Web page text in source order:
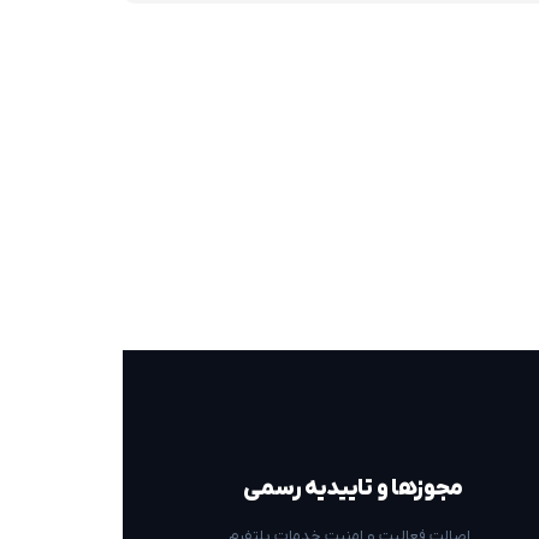
مجوزها و تاییدیه رسمی